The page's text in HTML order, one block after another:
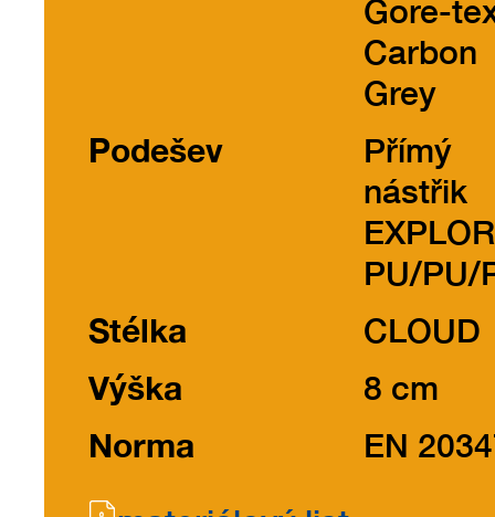
Gore-
Carbon
Grey
Podešev
Přímý
nástřik
PU/PU/
Stélka
CLOUD
Výška
8 cm
Norma
EN